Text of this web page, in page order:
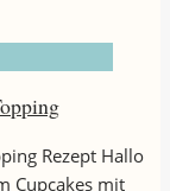
Rezept Hallo
Cupcakes mit